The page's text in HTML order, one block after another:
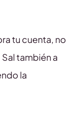
tu cuenta, no
también a
la